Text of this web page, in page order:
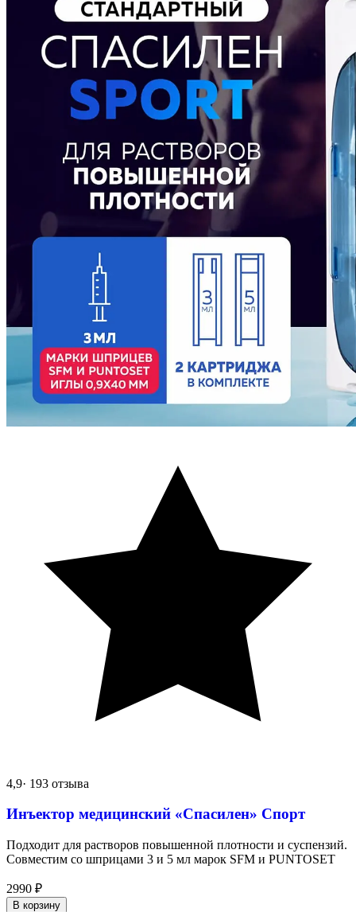
4,9· 193 отзыва
Инъектор медицинский «Спасилен» Спорт
Подходит для растворов повышенной плотности и суспензий.
Совместим со шприцами 3 и 5 мл марок SFM и PUNTOSET
2990 ₽
В корзину